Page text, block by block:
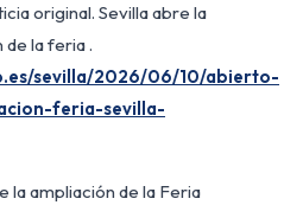
original. Sevilla abre la
la feria .
sevilla/2026/06/10/abierto-
feria-sevilla-
la ampliación de la Feria